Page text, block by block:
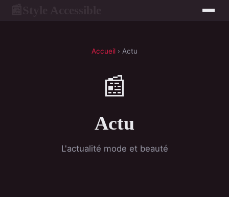
Accueil › Actu
📰
Actu
L'actualité mode et beauté